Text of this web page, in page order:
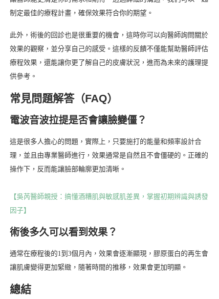
制定最佳的療程計畫，確保效果符合你的期望。
此外，術後的回診也是很重要的機會，這時你可以向醫師詢問關於
效果的觀察，並分享自己的感受。這樣的反饋不僅能幫助醫師評估
療程效果，還能讓你更了解自己的皮膚狀況，進而為未來的護理提
供參考。
常見問題解答（FAQ）
電波音波拉提是否會讓臉變僵？
這是很多人擔心的問題，實際上，只要施打的能量和頻率設計合
理，並且由專業醫師進行，效果通常是自然且不會僵硬的。正確的
操作下，反而能讓臉部輪廓更加清晰。
【吳芮醫師親授：搞懂酒糟肌與敏感肌差異，掌握初期辨識與誘發
因子】
術後多久可以看到效果？
通常在療程後的1到3個月內，效果會逐漸顯現，膠原蛋白的再生會
讓肌膚變得更加緊緻，隨著時間的推移，效果會更加明顯。
總結